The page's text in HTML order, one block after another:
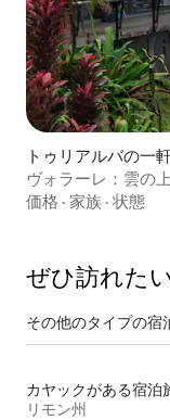
トゥリアルバの一
ヴォラーレ：雲の
価格 · 家族 · 状態
ぜひ訪⁠れ⁠た⁠
その他のタ⁠イ⁠プ⁠の宿⁠
カヤックがある宿泊
リモン州